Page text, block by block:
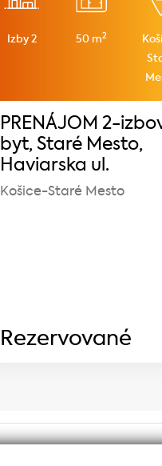
Izby 2 50 m2
PRENÁJOM 2-
byt, Staré Mesto,
Haviarska ul.
Košice-Staré Mesto
Rezervované